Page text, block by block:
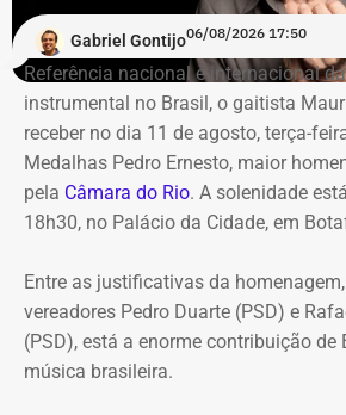
carteira de investimentos do Itaprevi.
Tribunal classificou o processo
“negligente e temerário”.
Entre os principais pontos apontados
estão:
Mudança brusca na estratégia de
20% logo na primeira reunião da
desrespeitando os estudos técnicos e
consultoria financeira contratada, que
o investimento de longo prazo.
Gabriel Gontijo06/08/2026 17:50
Referência nacional e internacional
instrumental no Brasil, o gaitista
receber no dia 11 de agosto, terça-
Medalhas Pedro Ernesto, maior
pela Câmara do Rio. A solenidade
18h30, no Palácio da Cidade, em
Entre as justificativas da
vereadores Pedro Duarte (PSD) e
(PSD), está a enorme contribuição de
música brasileira.